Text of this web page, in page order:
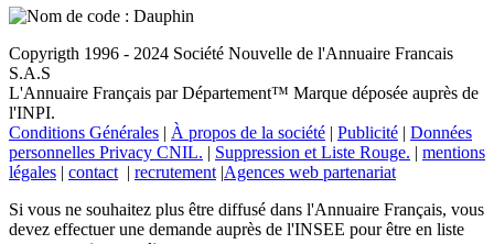
Copyrigth 1996 - 2024 Société Nouvelle de l'Annuaire Francais
S.A.S
L'Annuaire Français par Département™ Marque déposée auprès de
l'INPI.
Conditions Générales | À propos de la société | Publicité | Données
personnelles Privacy CNIL. | Suppression et Liste Rouge. | mentions
légales | contact | recrutement |Agences web partenariat
Si vous ne souhaitez plus être diffusé dans l'Annuaire Français, vous
devez effectuer une demande auprès de l'INSEE pour être en liste